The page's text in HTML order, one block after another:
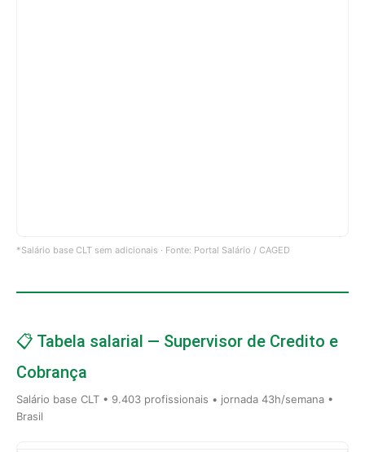
*Salário base CLT sem adicionais · Fonte: Portal Salário / CAGED
📋 Tabela salarial — Supervisor de Credito e
Cobrança
Salário base CLT • 9.403 profissionais • jornada 43h/semana •
Brasil